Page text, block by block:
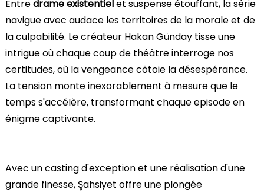
Entredrame existentielet suspense étouffant, la série
navigue avec audace les territoires de la morale et de
la culpabilité. Le créateur Hakan Günday tisse une
intrigue où chaque coup de théâtre interroge nos
certitudes, où la vengeance côtoie la désespérance.
La tension monte inexorablement à mesure que le
temps s'accélère, transformant chaque episode en
énigme captivante.
Avec un casting d'exception et une réalisation d'une
grande finesse, Şahsiyet offre une plongée